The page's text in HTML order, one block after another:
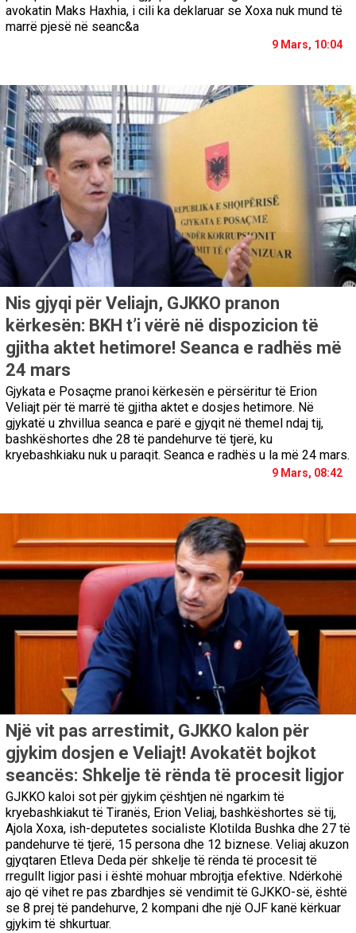
avokatin Maks Haxhia, i cili ka deklaruar se Xoxa nuk mund të
marrë pjesë në seanc&a
9 Mars, 10:04
Nis gjyqi për Veliajn, GJKKO pranon
kërkesën: BKH t’i vërë në dispozicion të
gjitha aktet hetimore! Seanca e radhës më
24 mars
Gjykata e Posaçme pranoi kërkesën e përsëritur të Erion
Veliajt për të marrë të gjitha aktet e dosjes hetimore. Në
gjykatë u zhvillua seanca e parë e gjyqit në themel ndaj tij,
bashkëshortes dhe 28 të pandehurve të tjerë, ku
kryebashkiaku nuk u paraqit. Seanca e radhës u la më 24 mars.
9 Mars, 08:42
Një vit pas arrestimit, GJKKO kalon për
gjykim dosjen e Veliajt! Avokatët bojkot
seancës: Shkelje të rënda të procesit ligjor
GJKKO kaloi sot për gjykim çështjen në ngarkim të
kryebashkiakut të Tiranës, Erion Veliaj, bashkëshortes së tij,
Ajola Xoxa, ish-deputetes socialiste Klotilda Bushka dhe 27 të
pandehurve të tjerë, 15 persona dhe 12 biznese. Veliaj akuzon
gjyqtaren Etleva Deda për shkelje të rënda të procesit të
rregullt ligjor pasi i është mohuar mbrojtja efektive. Ndërkohë
ajo që vihet re pas zbardhjes së vendimit të GJKKO-së, është
se 8 prej të pandehurve, 2 kompani dhe një OJF kanë kërkuar
gjykim të shkurtuar.